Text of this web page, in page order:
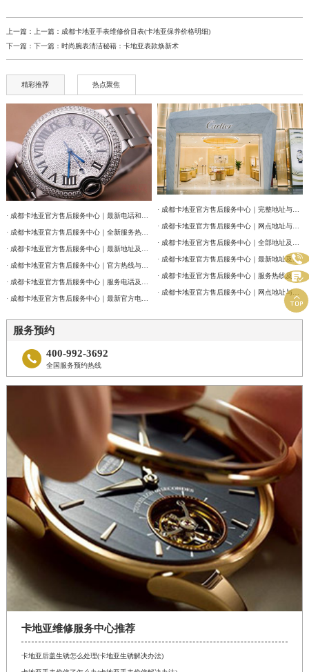
上一篇：上一篇： 成都卡地亚手表维修价目表(卡地亚保养价格明细)
下一篇：下一篇： 时尚腕表清洁秘籍：卡地亚表款焕新术
精彩推荐 热点聚焦
· 成都卡地亚官方售后服务中心｜全新服务热线及门店地址权威信息公告（2026年7月最新）
· 成都卡地亚官方售后服务中心｜官方热线与门店地址权威信息公示（2026年7月最新）
· 成都卡地亚官方售后服务中心｜最新官方电话和维修地址权威信息通告（2026年7月最新）
· 成都卡地亚官方售后服务中心｜最新地址及官方客服热线权威信息通告（2026年7月最新）
· 成都卡地亚官方售后服务中心｜服务热线及网点地址权威信息公告（2026年7月最新）
服务预约
 400-992-3692
全国服务预约热线
卡地亚维修服务中心推荐
卡地亚后盖生锈怎么处理(卡地亚生锈解决办法)


